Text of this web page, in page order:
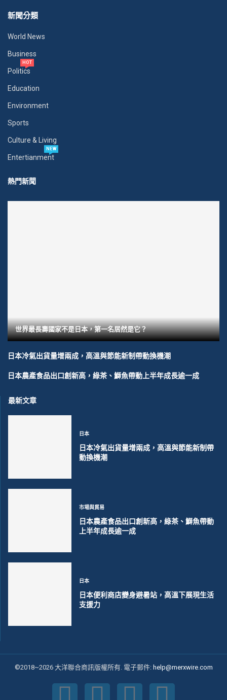
新聞分類
World News
Business
Politics
HOT
Education
Environment
Sports
Culture & Living
Entertianment
NEW
熱門新聞
世界最長壽國家不是日本，第一名居然是它？
日本冷氣出貨量增兩成，高溫與節能新制帶動換機潮
日本農產食品出口創新高，綠茶、鰤魚帶動上半年成長逾一成
最新文章
日本
日本冷氣出貨量增兩成，高溫與節能新制帶
動換機潮
市場與貿易
日本農產食品出口創新高，綠茶、鰤魚帶動
上半年成長逾一成
日本
日本便利商店變身避暑站，高溫下展現生活
支援力
©2018~2026 大洋聯合商訊版權所有. 電子郵件: help@merxwire.com